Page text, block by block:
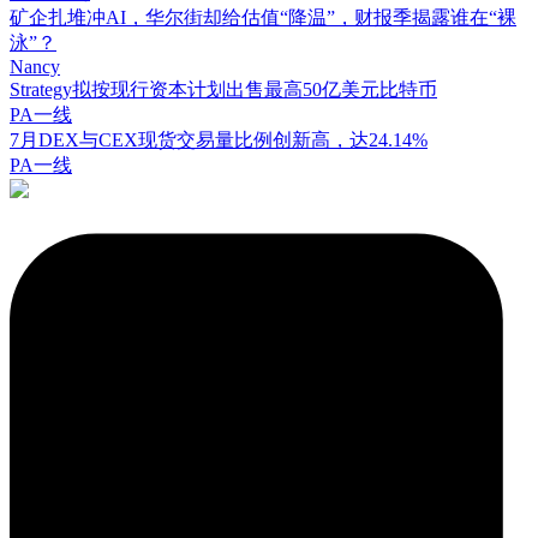
矿企扎堆冲AI，华尔街却给估值“降温”，财报季揭露谁在“裸
泳”？
Nancy
Strategy拟按现行资本计划出售最高50亿美元比特币
PA一线
7月DEX与CEX现货交易量比例创新高，达24.14%
PA一线